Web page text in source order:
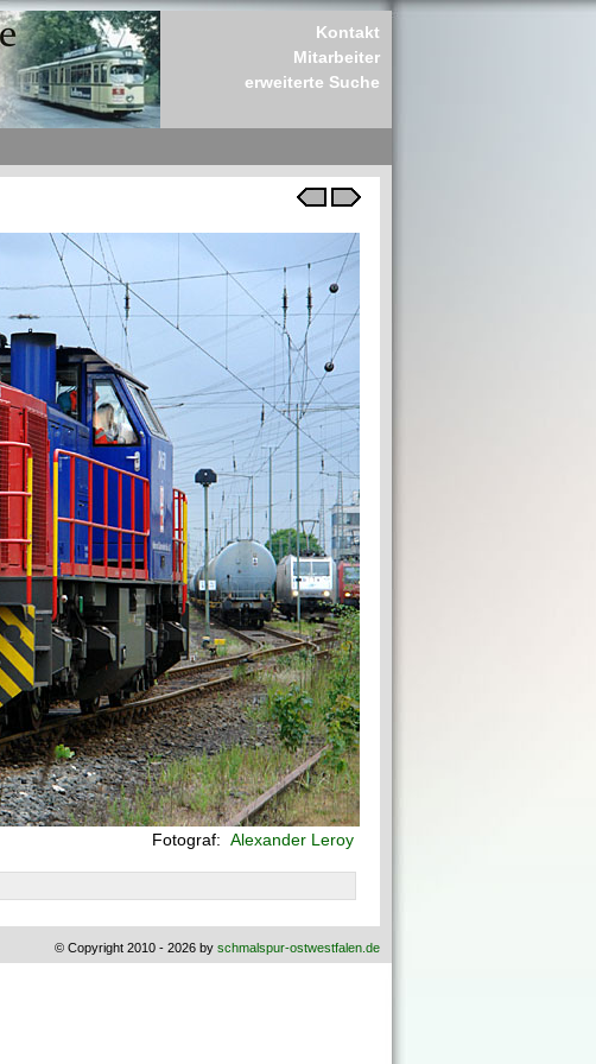
Kontakt
Mitarbeiter
erweiterte Suche
Fotograf: Alexander Leroy
© Copyright 2010 - 2026 by schmalspur-ostwestfalen.de